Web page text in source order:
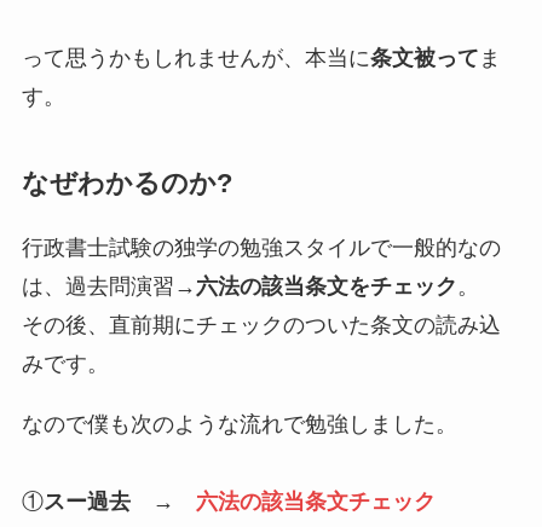
って思うかもしれませんが、本当に条文被って ま
す。
なぜわかるのか?
行政書士試験の独学の勉強スタイルで一般的なの
は、過去問演習→ 六法の該当条文をチェック。
その後、直前期にチェックのついた条文の読み込
みです。
なので僕も次のような流れで勉強しました。
①スー過去 → 六法の該当条文チェック